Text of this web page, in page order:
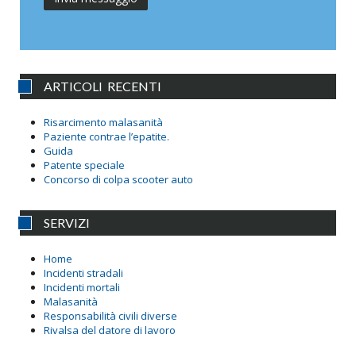
ARTICOLI RECENTI
Risarcimento malasanità
Paziente contrae l’epatite.
Guida
Patente speciale
Concorso di colpa scooter auto
SERVIZI
Home
Incidenti stradali
Incidenti mortali
Malasanità
Responsabilità civili diverse
Rivalsa del datore di lavoro